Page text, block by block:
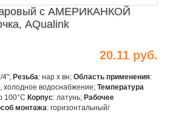
с АМЕРИКАНКОЙ
AQualink
20.11 руб.
4"; Резьба: нар х вн; Область применения:
холодное водоснабжение; Температура
100°С Корпус: латунь; Рабочее
монтажа: горизонтальный/